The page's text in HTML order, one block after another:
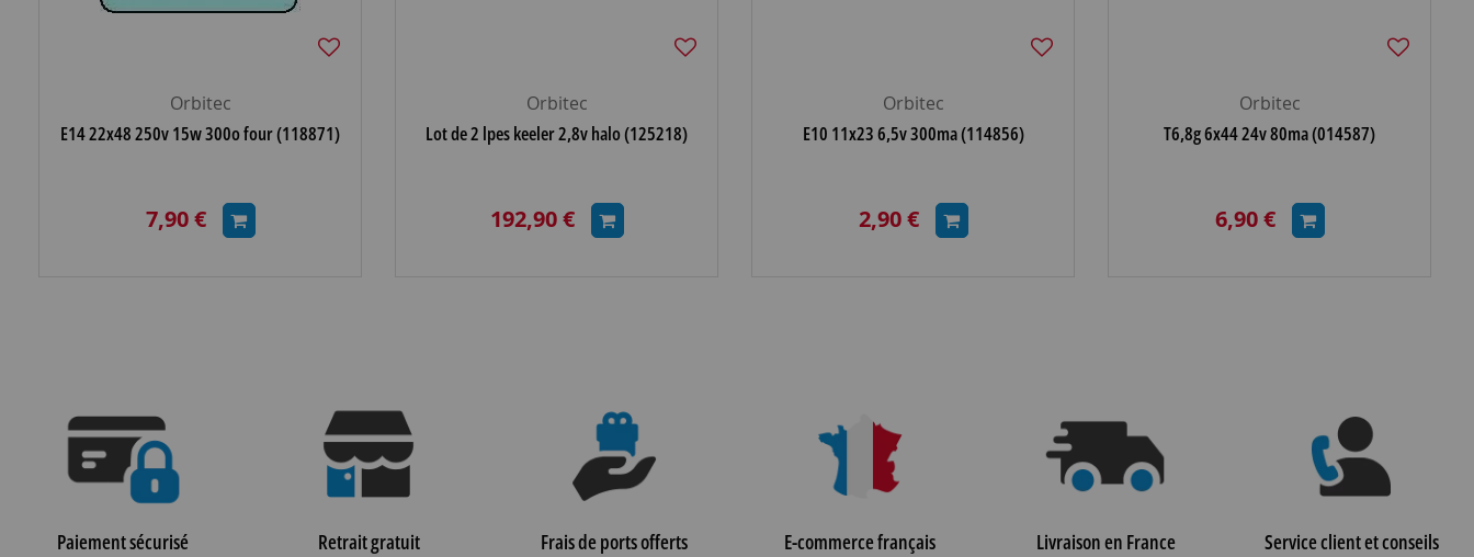
Orbitec
E14 22x48 250v 15w 300o four (118871)
7,90 €
Orbitec
Lot de 2 lpes keeler 2,8v halo (125218)
192,90 €
Orbitec
E10 11x23 6,5v 300ma (114856)
2,90 €
Orbitec
T6,8g 6x44 24v 80ma (014587)
6,90 €
Paiement sécurisé
Retrait gratuit
Frais de ports offerts
E-commerce français
Livraison en France
Service client et conseils